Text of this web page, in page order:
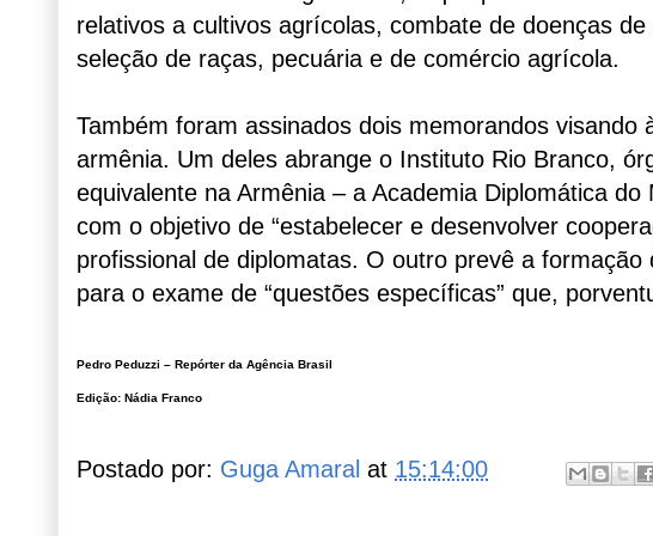
relativos a cultivos agrícolas, combate de doenças
seleção de raças, pecuária e de comércio agrícola.
Também foram assinados dois memorandos visando
armênia. Um deles abrange o Instituto Rio Branco,
equivalente na Armênia – a Academia Diplomática
com o objetivo de “estabelecer e desenvolver
profissional de diplomatas. O outro prevê a
para o exame de “questões específicas” que,
Pedro Peduzzi – Repórter da Agência Brasil
Edição: Nádia Franco
Postado por: Guga Amaral at 15:14:00